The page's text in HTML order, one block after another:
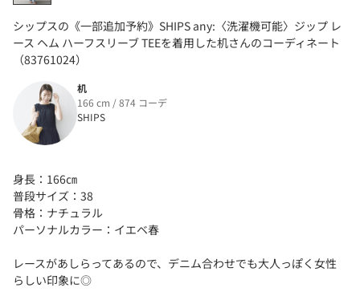
シップスの《一部追加予約》SHIPS any:〈洗濯機可能〉ジップ レ
ース ヘム ハーフスリーブ TEEを着用した机さんのコーディネート
（83761024）
机
166 cm / 874 コーデ
SHIPS
身長：166㎝
普段サイズ：38
骨格：ナチュラル
パーソナルカラー：イエベ春
レースがあしらってあるので、デニム合わせでも大人っぽく女性
らしい印象に◎